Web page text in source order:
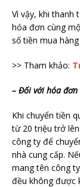
Vì vậy, khi thanh
hóa đơn cùng
số tiền mua
>> Tham khảo:
– Đối với hóa đơn
Khi chuyển tiền
từ 20 triệu trở
công ty để
nhà cung cấp.
mang tên công
đều không được